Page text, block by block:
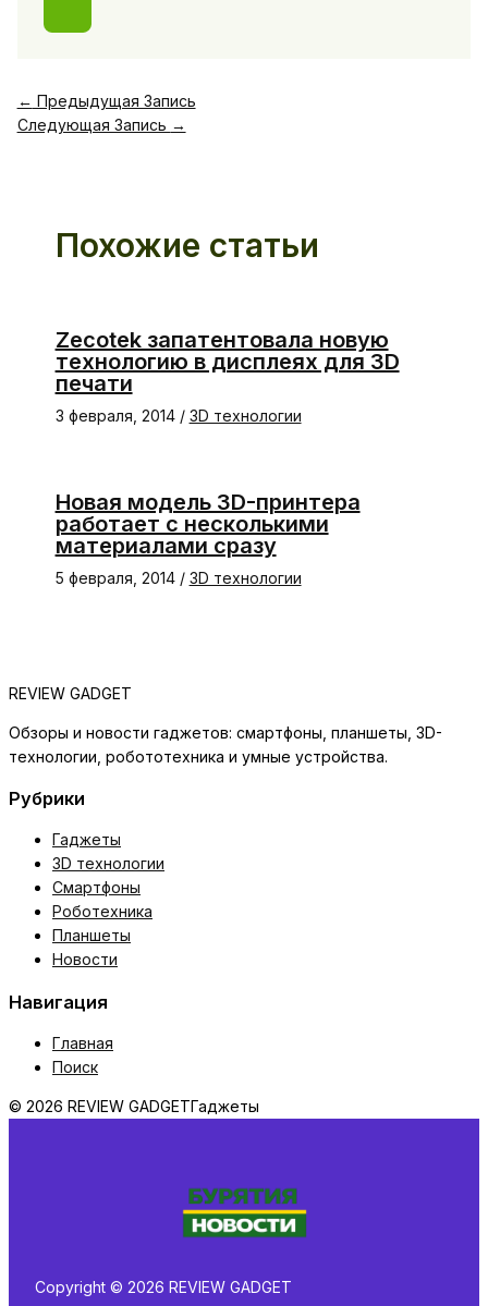
← Предыдущая Запись
Следующая Запись →
Похожие статьи
Zecotek запатентовала новую
технологию в дисплеях для 3D
печати
3 февраля, 2014 / 3D технологии
Новая модель 3D-принтера
работает с несколькими
материалами сразу
5 февраля, 2014 / 3D технологии
REVIEW GADGET
Обзоры и новости гаджетов: смартфоны, планшеты, 3D-
технологии, робототехника и умные устройства.
Рубрики
Гаджеты
3D технологии
Смартфоны
Роботехника
Планшеты
Новости
Навигация
Главная
Поиск
© 2026 REVIEW GADGETГаджеты
Copyright © 2026 REVIEW GADGET